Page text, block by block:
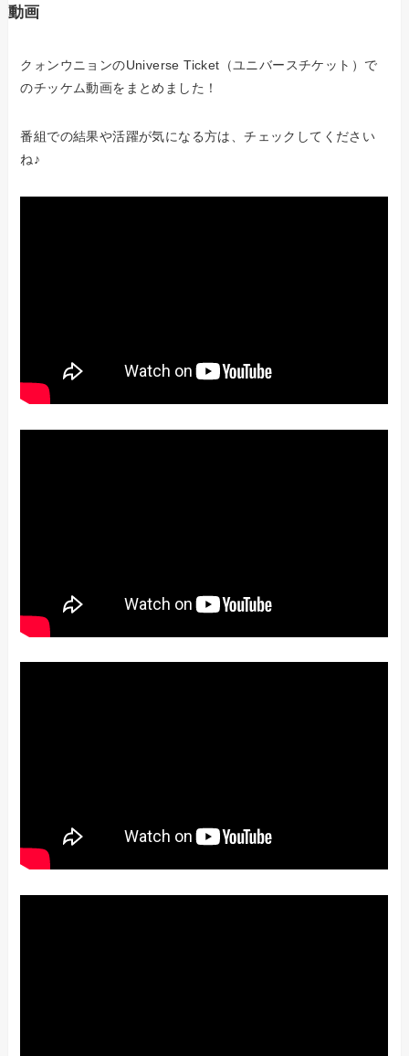
動画
クォンウニョンのUniverse Ticket（ユニバースチケット）で
のチッケム動画をまとめました！
番組での結果や活躍が気になる方は、チェックしてください
ね♪